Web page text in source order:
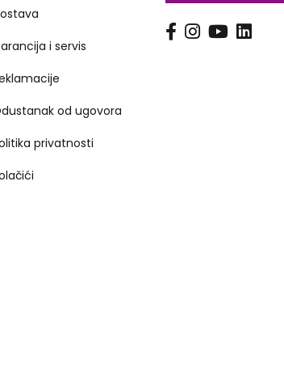
i servis
od ugovora
privatnosti